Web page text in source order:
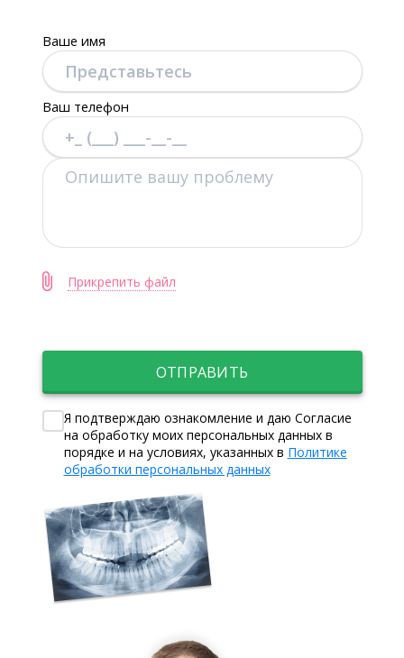
Ваше имя
Ваш телефон
Прикрепить файл
ОТПРАВИТЬ
Я подтверждаю ознакомление и даю Согласие
на обработку моих персональных данных в
порядке и на условиях, указанных в Политике
обработки персональных данных